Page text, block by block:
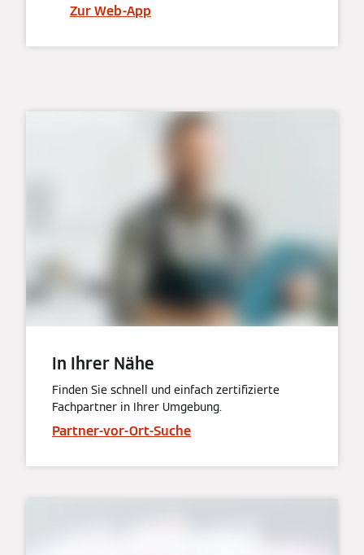
Zur Web-App
In Ihrer Nähe
Finden Sie schnell und einfach zertifizierte
Fachpartner in Ihrer Umgebung.
Partner-vor-Ort-Suche